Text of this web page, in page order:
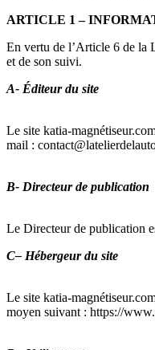
ARTICLE 1 –
En vertu de l’Article 6 de la
et de son suivi.
A- Éditeur du site
Le site katia-
mail :
B- Directeur de publication
Le Directeur de publication
C– Hébergeur du site
Le site katia-
moyen suivant : https://